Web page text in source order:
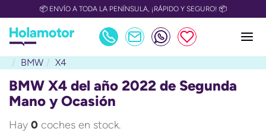
📦 ENVÍO A TODA LA PENÍNSULA, ¡RÁPIDO Y SEGURO! 📦
BMW X4
BMW X4 del año 2022 de Segunda
Mano y Ocasión
Hay 0 coches en stock.